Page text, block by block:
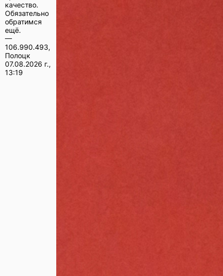
качество.
Обязательно
обратимся
ещё.
—
106.990.493,
Полоцк
07.08.2026 г.,
13:19